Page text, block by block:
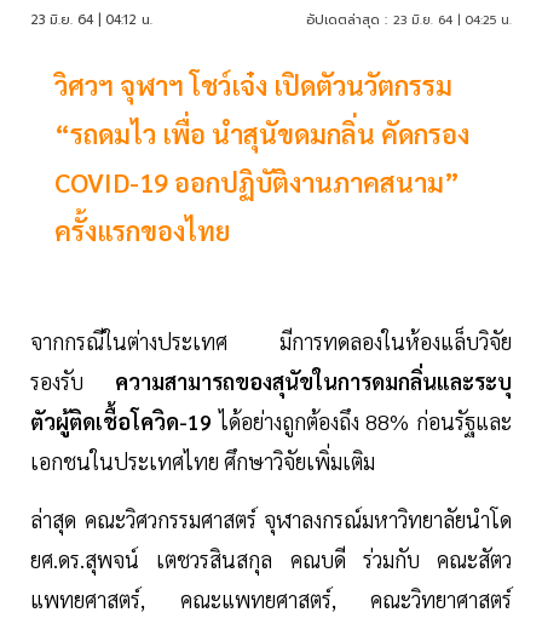
23 มิ.ย. 64 | 04:12 น. อัปเดตล่าสุด : 23 มิ.ย. 64 | 04:25 น.
วิศวฯ จุฬาฯ โชว์เจ๋ง เปิดตัวนวัตกรรม
“รถดมไว เพื่อ นำสุนัขดมกลิ่น คัดกรอง
COVID-19 ออกปฏิบัติงานภาคสนาม”
ครั้งแรกของไทย
จากกรณีในต่างประเทศ มีการทดลองในห้องแล็บวิจัย
รองรับ ความสามารถของสุนัขในการดมกลิ่นและระบุ
ตัวผู้ติดเชื้อโควิด-19ได้อย่างถูกต้องถึง 88% ก่อนรัฐและ
เอกชนในประเทศไทย ศึกษาวิจัยเพิ่มเติม
ล่าสุด คณะวิศวกรรมศาสตร์ จุฬาลงกรณ์มหาวิทยาลัยนำโด
ยศ.ดร.สุพจน์ เตชวรสินสกุล คณบดี ร่วมกับ คณะสัตว
แพทยศาสตร์, คณะแพทยศาสตร์, คณะวิทยาศาสตร์